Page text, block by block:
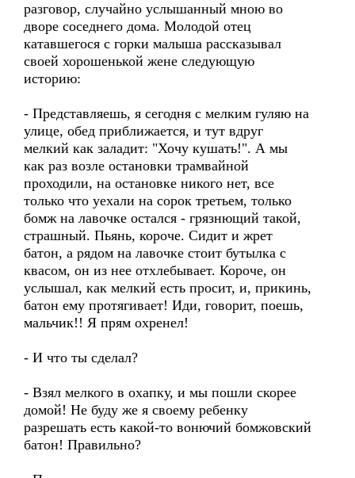
разговор, случайно услышанный мною во
дворе соседнего дома. Молодой отец
катавшегося с горки малыша рассказывал
своей хорошенькой жене следующую
историю:
- Представляешь, я сегодня с мелким гуляю на
улице, обед приближается, и тут вдруг
мелкий как заладит: "Хочу кушать!". А мы
как раз возле остановки трамвайной
проходили, на остановке никого нет, все
только что уехали на сорок третьем, только
бомж на лавочке остался - грязнющий такой,
страшный. Пьянь, короче. Сидит и жрет
батон, а рядом на лавочке стоит бутылка с
квасом, он из нее отхлебывает. Короче, он
услышал, как мелкий есть просит, и, прикинь,
батон ему протягивает! Иди, говорит, поешь,
мальчик!! Я прям охренел!
- И что ты сделал?
- Взял мелкого в охапку, и мы пошли скорее
домой! Не буду же я своему ребенку
разрешать есть какой-то вонючий бомжовский
батон! Правильно?